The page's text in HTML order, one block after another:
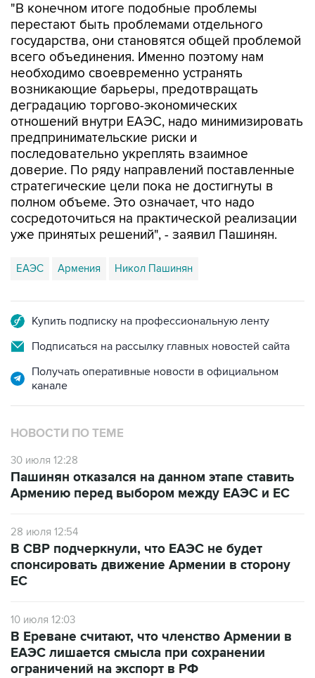
"В конечном итоге подобные проблемы
перестают быть проблемами отдельного
государства, они становятся общей проблемой
всего объединения. Именно поэтому нам
необходимо своевременно устранять
возникающие барьеры, предотвращать
деградацию торгово-экономических
отношений внутри ЕАЭС, надо минимизировать
предпринимательские риски и
последовательно укреплять взаимное
доверие. По ряду направлений поставленные
стратегические цели пока не достигнуты в
полном объеме. Это означает, что надо
сосредоточиться на практической реализации
уже принятых решений", - заявил Пашинян.
ЕАЭС Армения Никол Пашинян
Купить подписку на профессиональную ленту
Подписаться на рассылку главных новостей сайта
Получать оперативные новости в официальном
канале
НОВОСТИ ПО ТЕМЕ
30 июля 12:28
Пашинян отказался на данном этапе ставить
Армению перед выбором между ЕАЭС и ЕС
28 июля 12:54
В СВР подчеркнули, что ЕАЭС не будет
спонсировать движение Армении в сторону
ЕС
10 июля 12:03
В Ереване считают, что членство Армении в
ЕАЭС лишается смысла при сохранении
ограничений на экспорт в РФ